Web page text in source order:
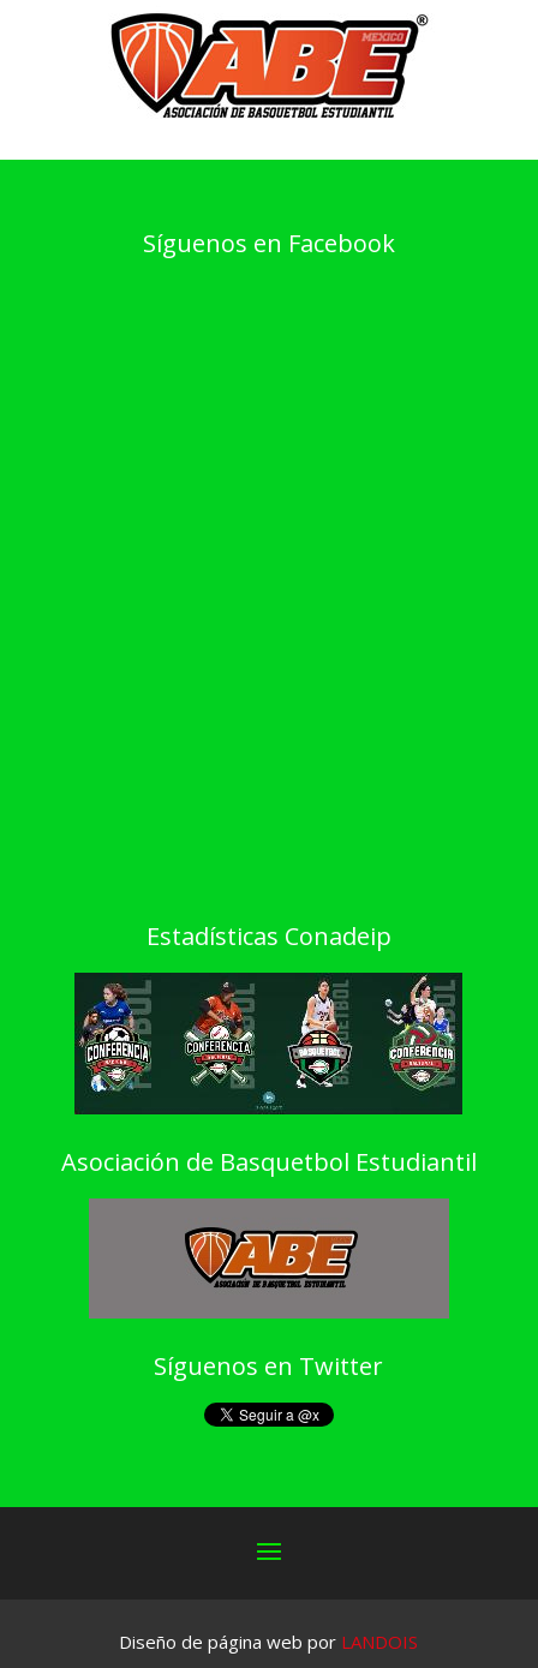
Síguenos en Facebook
Estadísticas Conadeip
Asociación de Basquetbol Estudiantil
Síguenos en Twitter
Diseño de página web por LANDOIS